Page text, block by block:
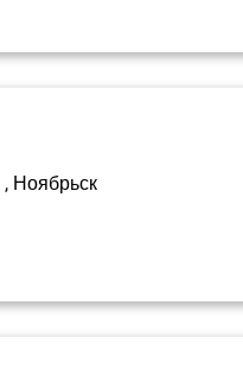
Ноябрьск